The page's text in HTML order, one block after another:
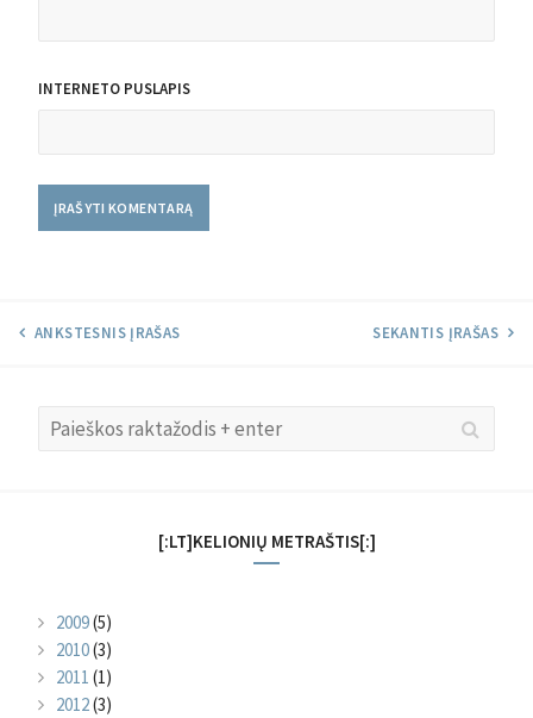
INTERNETO PUSLAPIS
ANKSTESNIS ĮRAŠAS SEKANTIS ĮRAŠAS
Search
for:
[:LT]KELIONIŲ METRAŠTIS[:]
2009(5)
2010(3)
2011 (1)
2012(3)